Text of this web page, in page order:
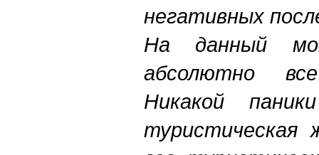
негативных
На данный
абсолютно
Никакой
туристическая